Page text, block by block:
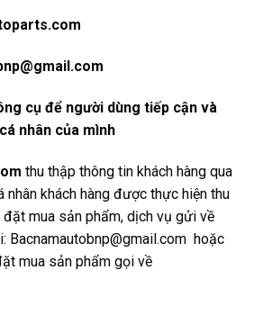
cụ để người dùng tiếp cận và
nhân của mình
thu thập thông tin khách hàng qua
nhân khách hàng được thực hiện thu
mua sản phẩm, dịch vụ gửi về
Bacnamautobnp@gmail.com hoặc
mua sản phẩm gọi về